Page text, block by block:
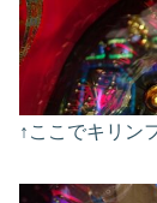
↑ここでキリン